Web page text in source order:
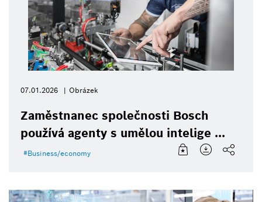
07.01.2026 Obrázek
Zaměstnanec společnosti Bosch
používá agenty s umělou intelige ...
Business/economy